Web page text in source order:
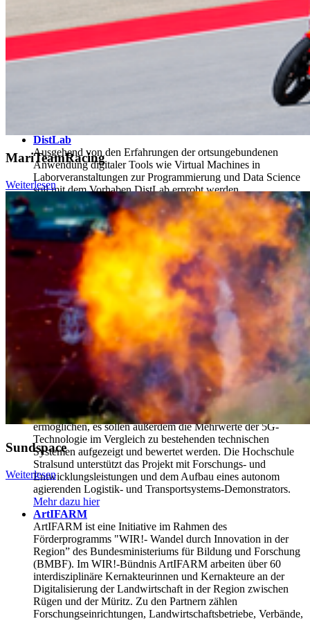
MariTeamRacing
Weiterlesen
Sundspace
Weiterlesen
Lernen sowie Wasserstoff & Brennstoffzellen.
Die Hochschule Stralsund stellt sich auf dem Mecklenburg-
Vorpommern Pavillon in Halle 7, Stand D12 dem Messepublikum
vor. Die Highlights werden abends über den Instagram-Kanal
DistLab
Ausgehend von den Erfahrungen der ortsungebundenen
Anwendung digitaler Tools wie Virtual Machines in
Laborveranstaltungen zur Programmierung und Data Science
soll mit dem Vorhaben DistLab erprobt werden,
Laborveranstaltungen ortsunabhängig und digital
durchzuführen. Laborveranstaltungen sind vor allem in
ingenieur- und naturwissenschaftlichen Studiengängen ein
immanent wichtiger, curricular verankerter Bestandteil. Die
Digitalisierung und Virtualisierung von Laborveranstaltungen
bieten den Studierenden zahlreiche neue Chancen,
beispielsweise Labore auch außerhalb der regulären
Lehrzeiten, damit in größerem Umfang und zeitlich flexibel
verfügbar zu machen. Alle drei Fakultäten sind beteiligt.
Mehr
dazu hier
5GPort-VG
Im Projekt 5G-PortVG sollen 5G-basierte Dienstleistungen
und Produkte entstehen, die als nutzerzentrierte maritime
Assistenz-Systeme arbeiten. Ein Einsatz von 5G-Infrastruktur
hat das Potential in Wirtschaftshäfen die gesamten Logistik-,
Transport- und Organisationsprozesse rationaler, effektiver
und sicherer gestalten. In diesem Projekt wird eine Basis
geschaffen, um neue Anwendungen im Hafensektor zu
ermöglichen, es sollen außerdem die Mehrwerte der 5G-
Technologie im Vergleich zu bestehenden technischen
Systemen aufgezeigt und bewertet werden. Die Hochschule
Stralsund unterstützt das Projekt mit Forschungs- und
Entwicklungsleistungen und dem Aufbau eines autonom
agierenden Logistik- und Transportsystems-Demonstrators.
Mehr dazu hier
ArtIFARM
ArtIFARM ist eine Initiative im Rahmen des
Förderprogramms "WIR!- Wandel durch Innovation in der
Region” des Bundesministeriums für Bildung und Forschung
(BMBF). Im WIR!-Bündnis ArtIFARM arbeiten über 60
interdisziplinäre Kernakteurinnen und Kernakteure an der
Digitalisierung der Landwirtschaft in der Region zwischen
Rügen und der Müritz. Zu den Partnern zählen
Forschungseinrichtungen, Landwirtschaftsbetriebe, Verbände,